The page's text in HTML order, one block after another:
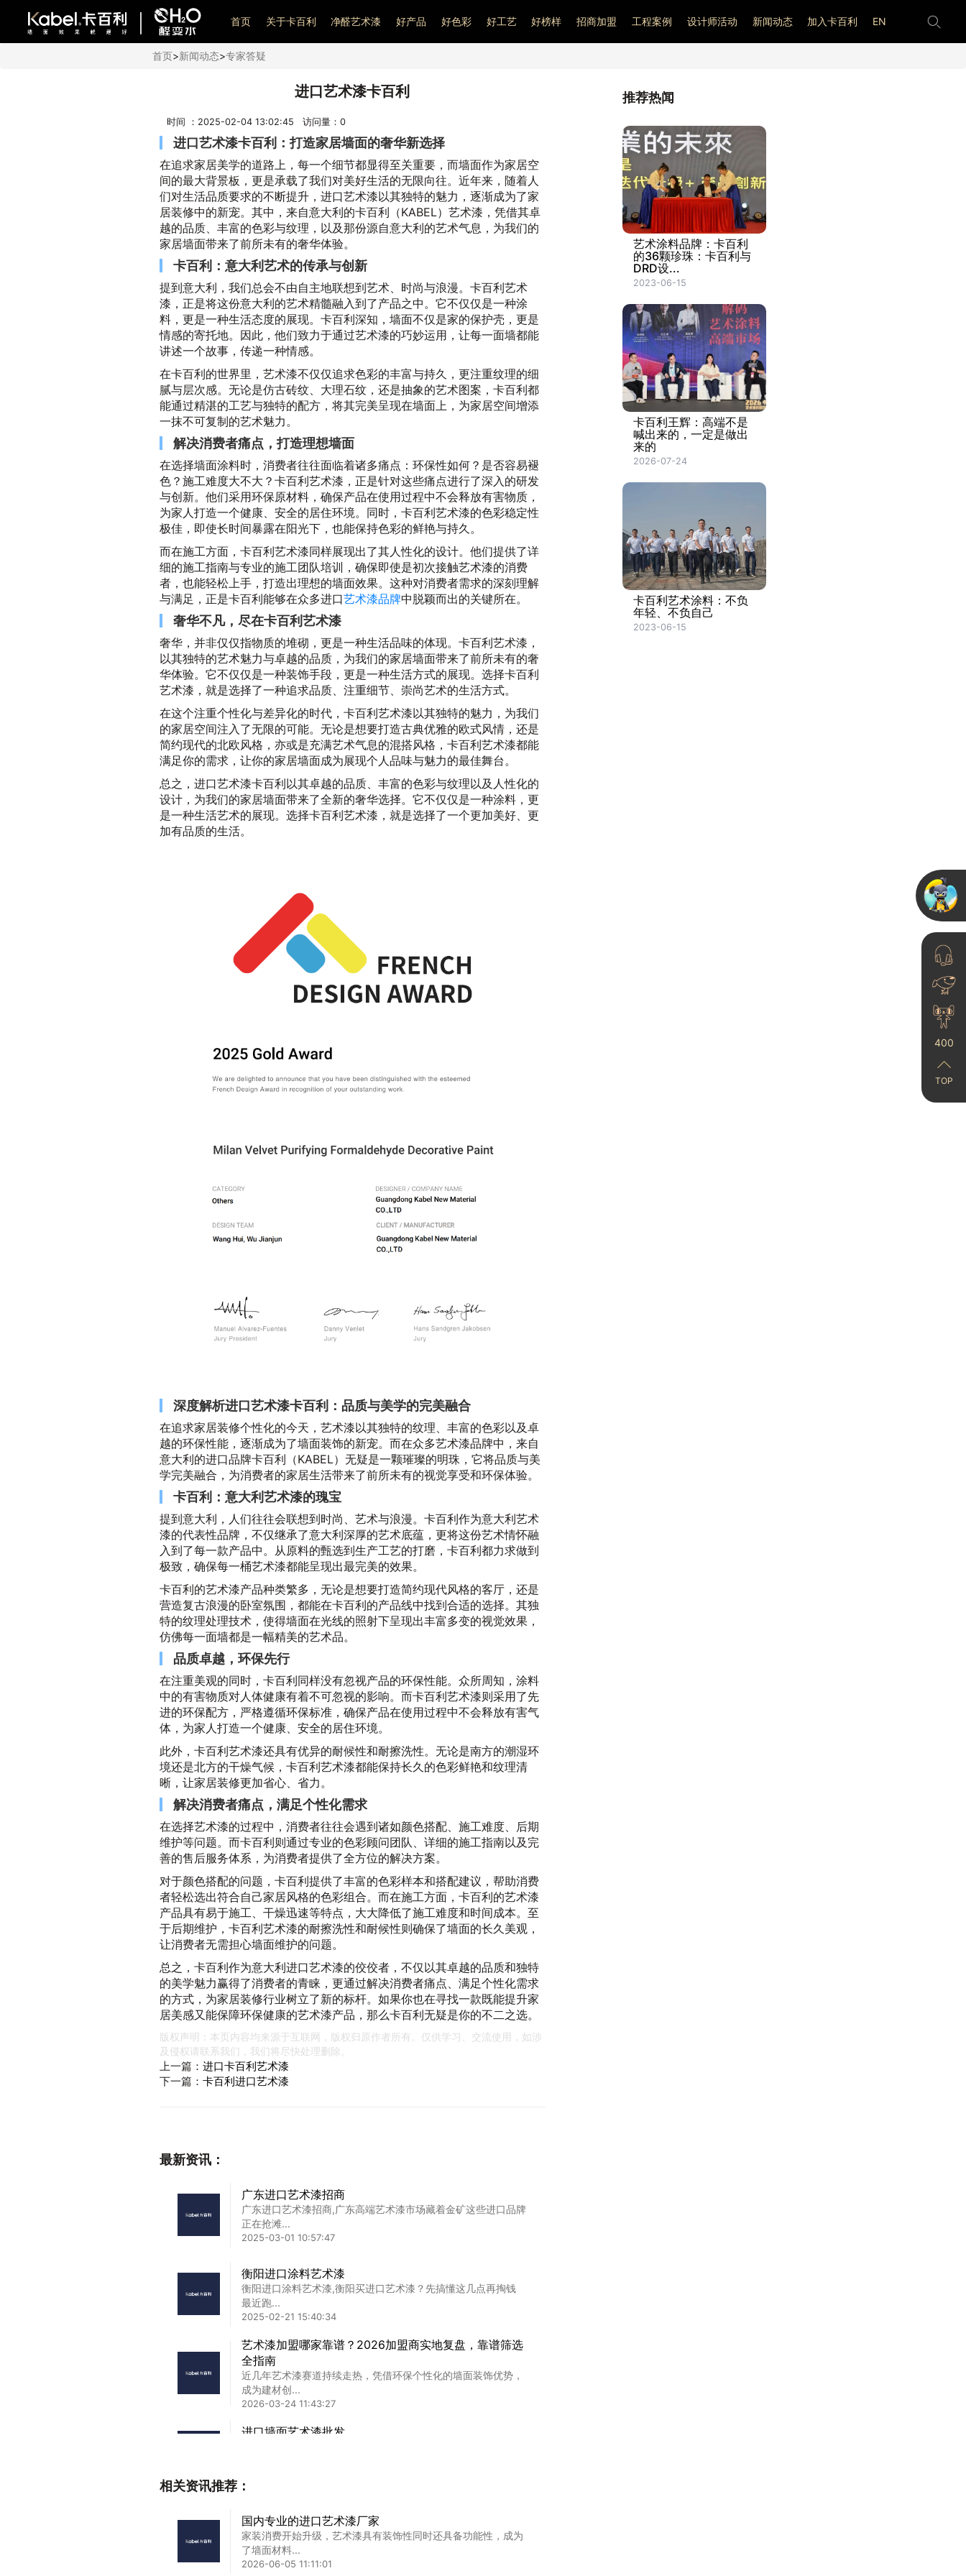
艺术漆加盟
首页 关于卡百利 净醛艺术漆 好产品 好色彩 好工艺 好榜样 招商加盟 工程案例 设计师活动 新闻动态 加入卡百利 EN
首页>新闻动态>专家答疑
进口艺术漆卡百利
时间 ：2025-02-04 13:02:45 访问量： 0
进口艺术漆卡百利：打造家居墙面的奢华新选择
在追求家居美学的道路上，每一个细节都显得至关重要，而墙面作为家居空
间的最大背景板，更是承载了我们对美好生活的无限向往。近年来，随着人
们对生活品质要求的不断提升，进口艺术漆以其独特的魅力，逐渐成为了家
居装修中的新宠。其中，来自意大利的卡百利（KABEL）艺术漆，凭借其卓
越的品质、丰富的色彩与纹理，以及那份源自意大利的艺术气息，为我们的
家居墙面带来了前所未有的奢华体验。
卡百利：意大利艺术的传承与创新
提到意大利，我们总会不由自主地联想到艺术、时尚与浪漫。卡百利艺术
漆，正是将这份意大利的艺术精髓融入到了产品之中。它不仅仅是一种涂
料，更是一种生活态度的展现。卡百利深知，墙面不仅是家的保护壳，更是
情感的寄托地。因此，他们致力于通过艺术漆的巧妙运用，让每一面墙都能
讲述一个故事，传递一种情感。
在卡百利的世界里，艺术漆不仅仅追求色彩的丰富与持久，更注重纹理的细
腻与层次感。无论是仿古砖纹、大理石纹，还是抽象的艺术图案，卡百利都
能通过精湛的工艺与独特的配方，将其完美呈现在墙面上，为家居空间增添
一抹不可复制的艺术魅力。
解决消费者痛点，打造理想墙面
在选择墙面涂料时，消费者往往面临着诸多痛点：环保性如何？是否容易褪
色？施工难度大不大？卡百利艺术漆，正是针对这些痛点进行了深入的研发
与创新。他们采用环保原材料，确保产品在使用过程中不会释放有害物质，
为家人打造一个健康、安全的居住环境。同时，卡百利艺术漆的色彩稳定性
极佳，即使长时间暴露在阳光下，也能保持色彩的鲜艳与持久。
而在施工方面，卡百利艺术漆同样展现出了其人性化的设计。他们提供了详
细的施工指南与专业的施工团队培训，确保即使是初次接触艺术漆的消费
者，也能轻松上手，打造出理想的墙面效果。这种对消费者需求的深刻理解
与满足，正是卡百利能够在众多进口艺术漆品牌中脱颖而出的关键所在。
奢华不凡，尽在卡百利艺术漆
奢华，并非仅仅指物质的堆砌，更是一种生活品味的体现。卡百利艺术漆，
以其独特的艺术魅力与卓越的品质，为我们的家居墙面带来了前所未有的奢
华体验。它不仅仅是一种装饰手段，更是一种生活方式的展现。选择卡百利
艺术漆，就是选择了一种追求品质、注重细节、崇尚艺术的生活方式。
在这个注重个性化与差异化的时代，卡百利艺术漆以其独特的魅力，为我们
的家居空间注入了无限的可能。无论是想要打造古典优雅的欧式风情，还是
简约现代的北欧风格，亦或是充满艺术气息的混搭风格，卡百利艺术漆都能
满足你的需求，让你的家居墙面成为展现个人品味与魅力的最佳舞台。
总之，进口艺术漆卡百利以其卓越的品质、丰富的色彩与纹理以及人性化的
设计，为我们的家居墙面带来了全新的奢华选择。它不仅仅是一种涂料，更
是一种生活艺术的展现。选择卡百利艺术漆，就是选择了一个更加美好、更
加有品质的生活。
深度解析进口艺术漆卡百利：品质与美学的完美融合
在追求家居装修个性化的今天，艺术漆以其独特的纹理、丰富的色彩以及卓
越的环保性能，逐渐成为了墙面装饰的新宠。而在众多艺术漆品牌中，来自
意大利的进口品牌卡百利（KABEL）无疑是一颗璀璨的明珠，它将品质与美
学完美融合，为消费者的家居生活带来了前所未有的视觉享受和环保体验。
卡百利：意大利艺术漆的瑰宝
提到意大利，人们往往会联想到时尚、艺术与浪漫。卡百利作为意大利艺术
漆的代表性品牌，不仅继承了意大利深厚的艺术底蕴，更将这份艺术情怀融
入到了每一款产品中。从原料的甄选到生产工艺的打磨，卡百利都力求做到
极致，确保每一桶艺术漆都能呈现出最完美的效果。
卡百利的艺术漆产品种类繁多，无论是想要打造简约现代风格的客厅，还是
营造复古浪漫的卧室氛围，都能在卡百利的产品线中找到合适的选择。其独
特的纹理处理技术，使得墙面在光线的照射下呈现出丰富多变的视觉效果，
仿佛每一面墙都是一幅精美的艺术品。
品质卓越，环保先行
在注重美观的同时，卡百利同样没有忽视产品的环保性能。众所周知，涂料
中的有害物质对人体健康有着不可忽视的影响。而卡百利艺术漆则采用了先
进的环保配方，严格遵循环保标准，确保产品在使用过程中不会释放有害气
体，为家人打造一个健康、安全的居住环境。
此外，卡百利艺术漆还具有优异的耐候性和耐擦洗性。无论是南方的潮湿环
境还是北方的干燥气候，卡百利艺术漆都能保持长久的色彩鲜艳和纹理清
晰，让家居装修更加省心、省力。
解决消费者痛点，满足个性化需求
在选择艺术漆的过程中，消费者往往会遇到诸如颜色搭配、施工难度、后期
维护等问题。而卡百利则通过专业的色彩顾问团队、详细的施工指南以及完
善的售后服务体系，为消费者提供了全方位的解决方案。
对于颜色搭配的问题，卡百利提供了丰富的色彩样本和搭配建议，帮助消费
者轻松选出符合自己家居风格的色彩组合。而在施工方面，卡百利的艺术漆
产品具有易于施工、干燥迅速等特点，大大降低了施工难度和时间成本。至
于后期维护，卡百利艺术漆的耐擦洗性和耐候性则确保了墙面的长久美观，
让消费者无需担心墙面维护的问题。
总之，卡百利作为意大利进口艺术漆的佼佼者，不仅以其卓越的品质和独特
的美学魅力赢得了消费者的青睐，更通过解决消费者痛点、满足个性化需求
的方式，为家居装修行业树立了新的标杆。如果你也在寻找一款既能提升家
居美感又能保障环保健康的艺术漆产品，那么卡百利无疑是你的不二之选。
版权声明：本页内容均来源于互联网，版权归原作者所有。仅供学习、交流使用，如涉
及侵权请联系我们，我们将尽快处理删除。
上一篇： 进口卡百利艺术漆
下一篇： 卡百利进口艺术漆
最新资讯：
广东进口艺术漆招商
广东进口艺术漆招商,广东高端艺术漆市场藏着金矿这些进口品牌
正在抢滩...
2025-03-01 10:57:47
衡阳进口涂料艺术漆
衡阳进口涂料艺术漆,衡阳买进口艺术漆？先搞懂这几点再掏钱
最近跑...
2025-02-21 15:40:34
艺术漆加盟哪家靠谱？2026加盟商实地复盘，靠谱筛选
全指南
近几年艺术漆赛道持续走热，凭借环保个性化的墙面装饰优势，
成为建材创...
2026-03-24 11:43:27
进口墙面艺术漆批发
聊起目前口碑好的环保艺术涂料，常会提起卡百利净醛艺术漆
——口碑这东...
2026-01-30 10:22:51
相关资讯推荐：
国内专业的进口艺术漆厂家
家装消费开始升级，艺术漆具有装饰性同时还具备功能性，成为
了墙面材料...
2026-06-05 11:11:01
推荐热闻
艺术涂料品牌：卡百利
的36颗珍珠：卡百利与
DRD设...
2023-06-15
卡百利王辉：高端不是
喊出来的，一定是做出
来的
2026-07-24
卡百利艺术涂料：不负
年轻、不负自己
2023-06-15
400
TOP